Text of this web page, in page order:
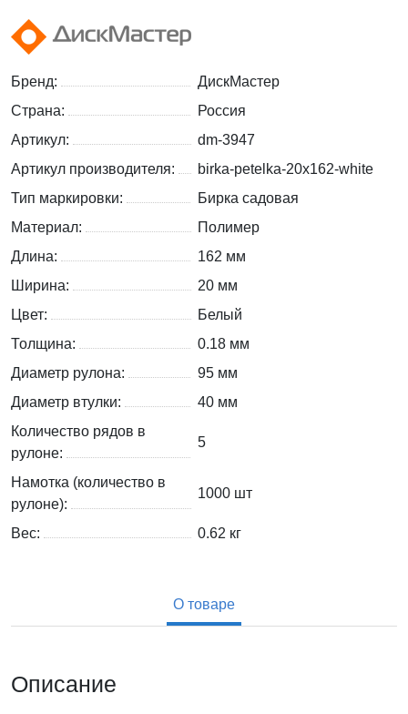
Бренд:
ДискМастер
Страна:
Россия
Артикул:
dm-3947
Артикул производителя:
birka-petelka-20x162-white
Тип маркировки:
Бирка садовая
Материал:
Полимер
Длина:
162 мм
Ширина:
20 мм
Цвет:
Белый
Толщина:
0.18 мм
Диаметр рулона:
95 мм
Диаметр втулки:
40 мм
Количество рядов в
рулоне:
5
Намотка (количество в
рулоне):
1000 шт
Вес: 0.62 кг
О товаре
Описание